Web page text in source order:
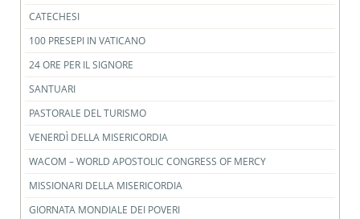
CATECHESI
100 PRESEPI IN VATICANO
24 ORE PER IL SIGNORE
SANTUARI
PASTORALE DEL TURISMO
VENERDÌ DELLA MISERICORDIA
WACOM – WORLD APOSTOLIC CONGRESS OF MERCY
MISSIONARI DELLA MISERICORDIA
GIORNATA MONDIALE DEI POVERI